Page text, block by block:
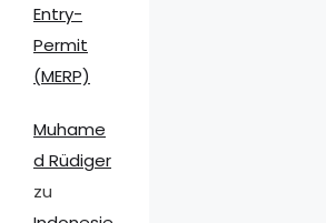
Entry-
Permit
(MERP)
Muhame
d Rüdiger
zu